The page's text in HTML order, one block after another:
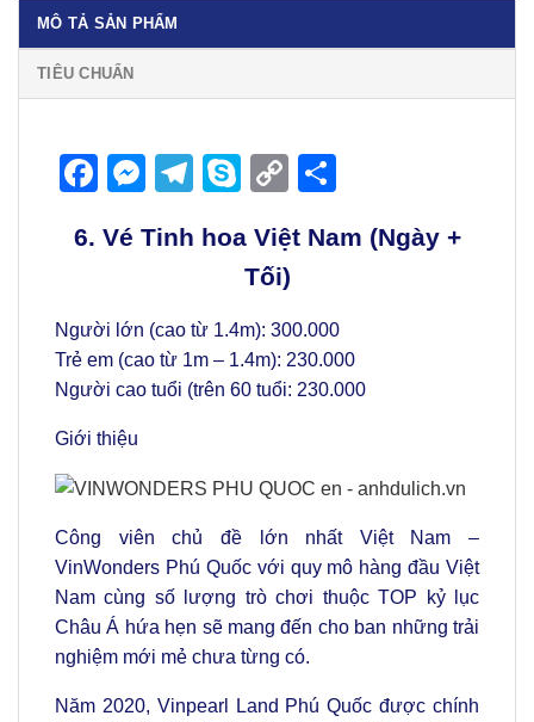
MÔ TẢ SẢN PHẨM
TIÊU CHUẨN
Facebook
Messenger
Telegram
SkypeCopy
6. Vé Tinh hoa Việt Nam (Ngày +
Tối)
Người lớn (cao từ 1.4m): 300.000
Trẻ em (cao từ 1m – 1.4m): 230.000
Người cao tuổi (trên 60 tuổi: 230.000
Giới thiệu
Công viên chủ đề lớn nhất Việt Nam –
VinWonders Phú Quốc với quy mô hàng đầu Việt
Nam cùng số lượng trò chơi thuộc TOP kỷ lục
Châu Á hứa hẹn sẽ mang đến cho ban những trải
nghiệm mới mẻ chưa từng có.
Năm 2020, Vinpearl Land Phú Quốc được chính